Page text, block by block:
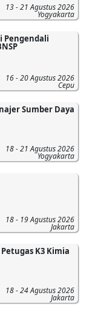
13 - 21 Agustus 2026
Yogyakarta
Pengendali
16 - 20 Agustus 2026
Cepu
Sumber Daya
18 - 21 Agustus 2026
Yogyakarta
18 - 19 Agustus 2026
Jakarta
K3 Kimia
18 - 24 Agustus 2026
Jakarta